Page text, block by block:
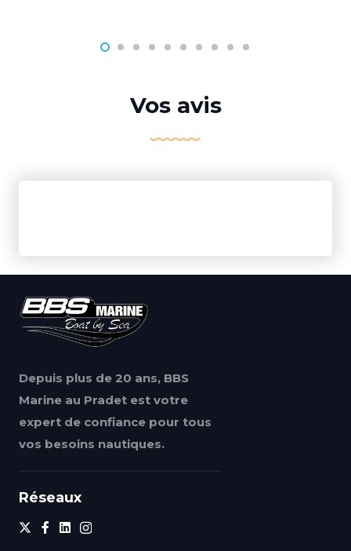
Vos avis
Depuis plus de 20 ans, BBS
Marine au Pradet est votre
expert de confiance pour tous
vos besoins nautiques.
Réseaux